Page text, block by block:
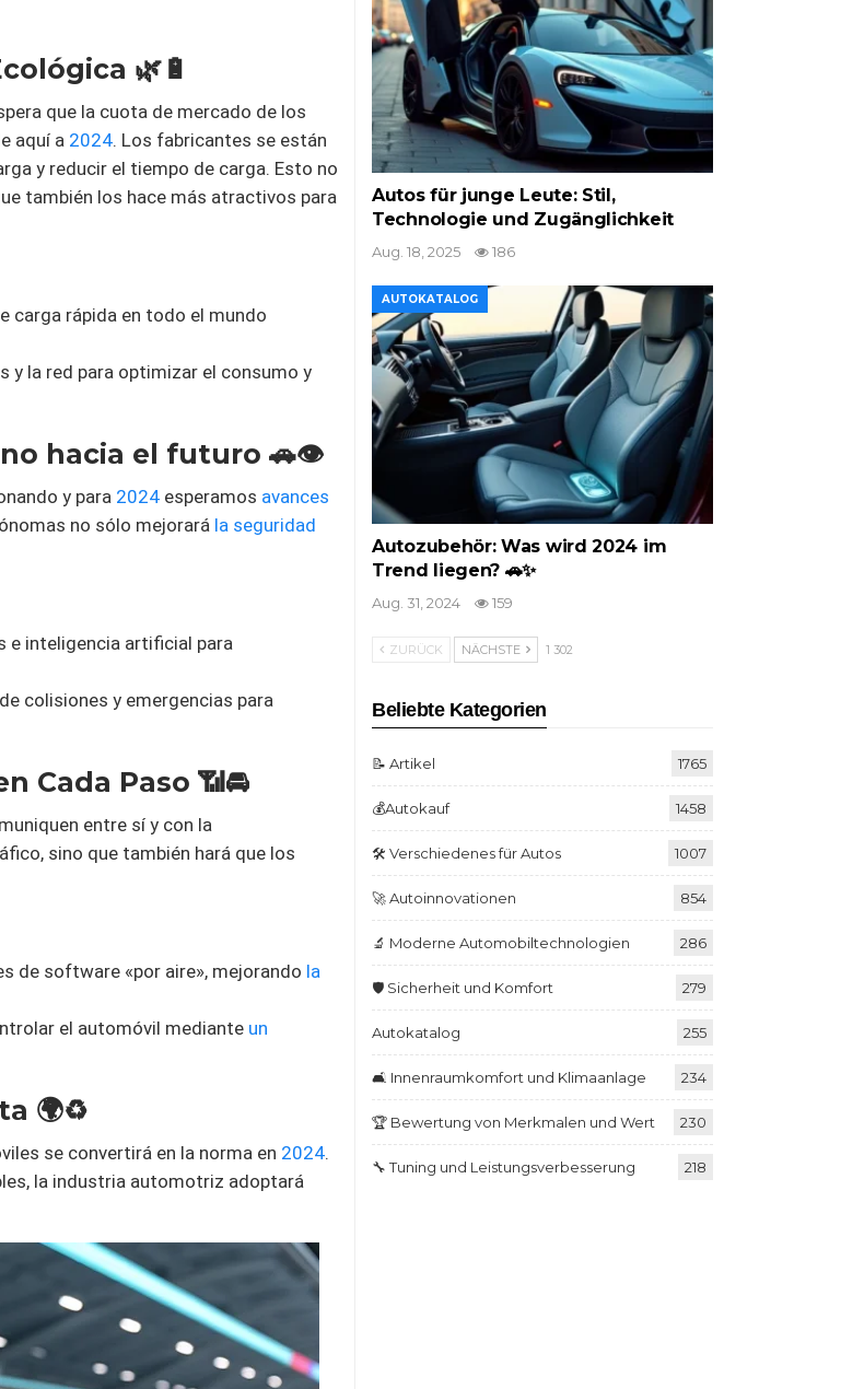
🌿🔋
que la cuota de mercado de los
aquí a 2024. Los fabricantes se están
y reducir el tiempo de carga. Esto no
también los hace más atractivos para
carga rápida en todo el mundo
y la red para optimizar el consumo y
hacia el futuro 🚗👁️
y para 2024 esperamos avances
no sólo mejorará la seguridad
e inteligencia artificial para
colisiones y emergencias para
Cada Paso 📶🚘
entre sí y con la
sino que también hará que los
de software «por aire», mejorando la
el automóvil mediante un
🌍♻️
se convertirá en la norma en 2024.
la industria automotriz adoptará
Autos für junge Leute: Stil,
Technologie und Zugänglichkeit
Aug. 18, 2025 186
AUTOKATALOG
Autozubehör: Was wird 2024 im
Trend liegen? 🚗✨
Aug. 31, 2024 159
ZURÜCK NÄCHSTE 1 302
Beliebte Kategorien
📝 Artikel 1765
💰Autokauf 1458
🛠️ Verschiedenes für Autos 1007
🚀 Autoinnovationen 854
🔬 Moderne Automobiltechnologien 286
🛡️ Sicherheit und Komfort 279
Autokatalog 255
🛋️ Innenraumkomfort und Klimaanlage 234
🏆 Bewertung von Merkmalen und Wert 230
🔧 Tuning und Leistungsverbesserung 218